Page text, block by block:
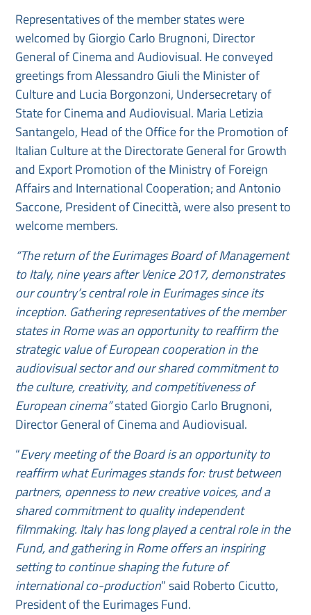
Representatives of the member states were
welcomed by Giorgio Carlo Brugnoni, Director
General of Cinema and Audiovisual. He conveyed
greetings from Alessandro Giuli the Minister of
Culture and Lucia Borgonzoni, Undersecretary of
State for Cinema and Audiovisual. Maria Letizia
Santangelo, Head of the Office for the Promotion of
Italian Culture at the Directorate General for Growth
and Export Promotion of the Ministry of Foreign
Affairs and International Cooperation; and Antonio
Saccone, President of Cinecittà, were also present to
welcome members.
“The return of the Eurimages Board of Management
to Italy, nine years after Venice 2017, demonstrates
our country’s central role in Eurimages since its
inception. Gathering representatives of the member
states in Rome was an opportunity to reaffirm the
strategic value of European cooperation in the
audiovisual sector and our shared commitment to
the culture, creativity, and competitiveness of
European cinema”stated Giorgio Carlo Brugnoni,
Director General of Cinema and Audiovisual.
“Every meeting of the Board is an opportunity to
reaffirm what Eurimages stands for: trust between
partners, openness to new creative voices, and a
shared commitment to quality independent
filmmaking. Italy has long played a central role in the
Fund, and gathering in Rome offers an inspiring
setting to continue shaping the future of
international co-production” said Roberto Cicutto,
President of the Eurimages Fund.